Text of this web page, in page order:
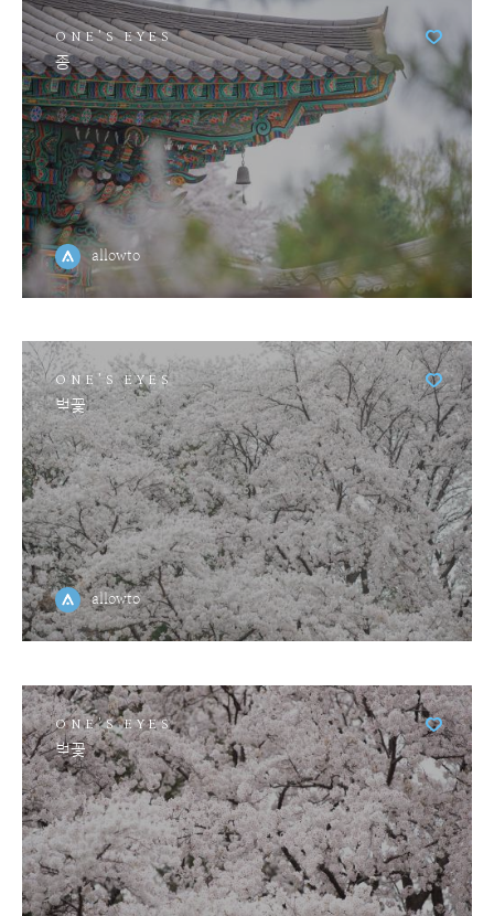
ONE'S EYES
종
allowto
ONE'S EYES
벚꽃
allowto
ONE'S EYES
벚꽃